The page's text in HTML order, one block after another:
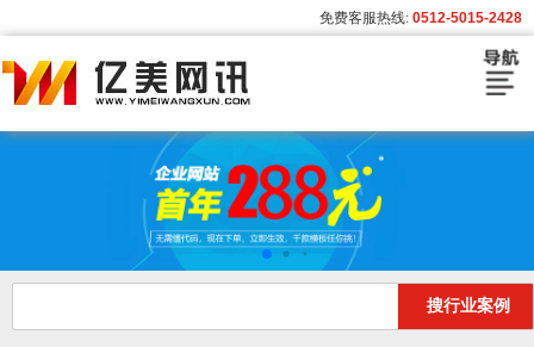
免费客服热线: 0512-5015-2428
模板展示
搜行业案例